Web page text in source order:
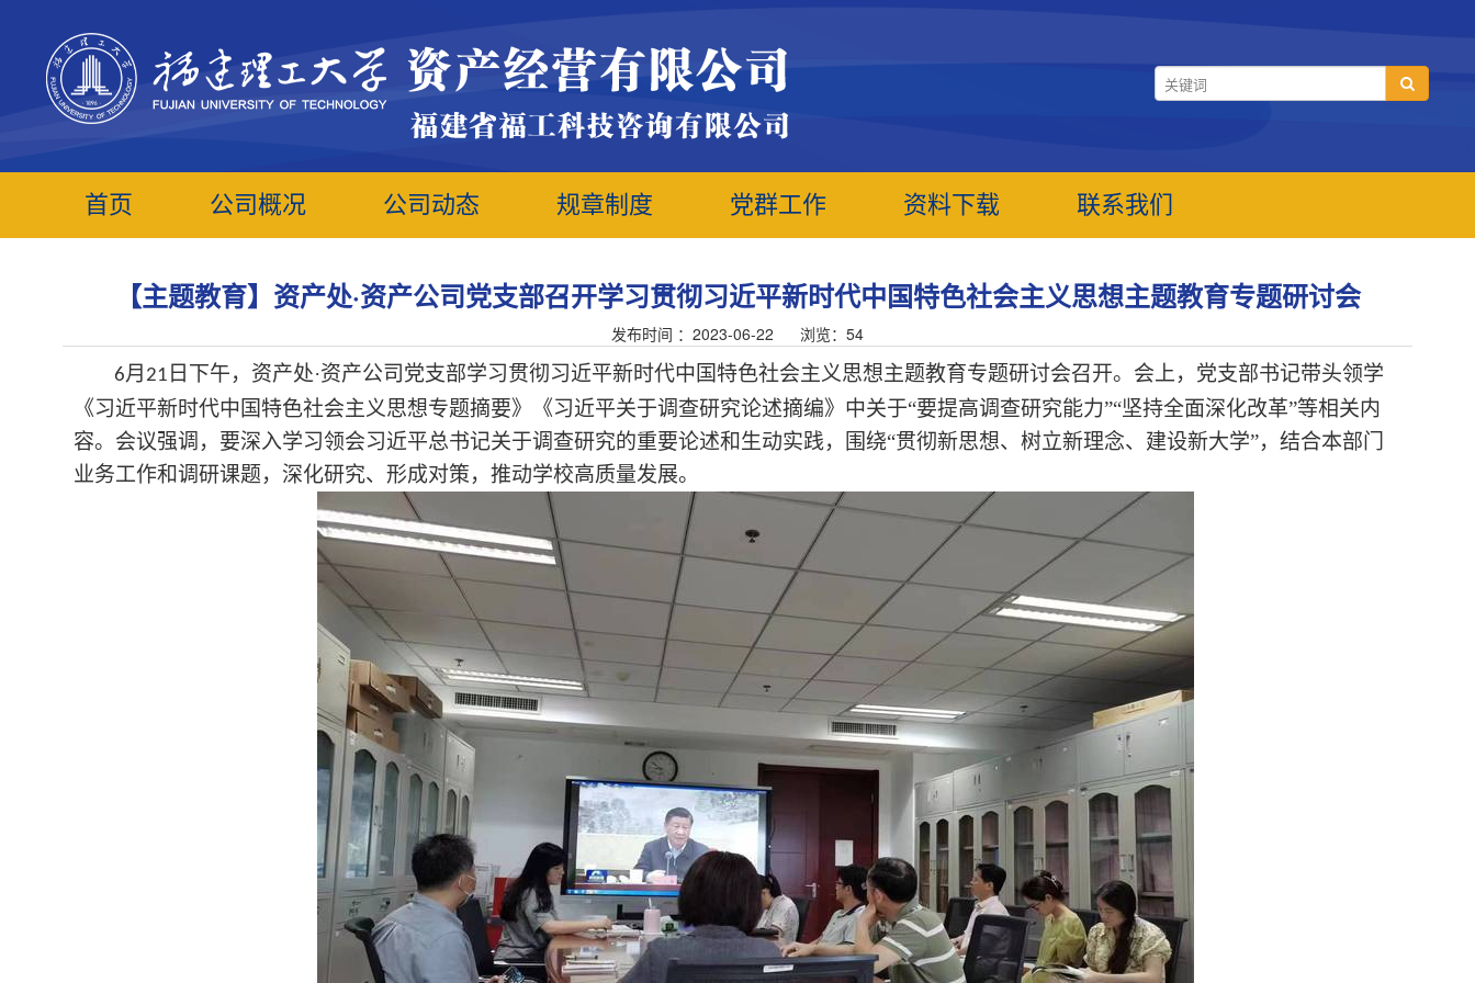
首页 公司概况 公司动态 规章制度 党群工作 资料下载 联系我们
【主题教育】资产处·资产公司党支部召开学习贯彻习近平新时代中国特色社会主义思想主题教育专题研讨会
发布时间 ：2023-06-22 浏览： 54
6月 21 日下午， 资产处·资产公司党支部学习贯彻习近平新时代中国特色社会主义思想主题教育专题研讨会召开。 会上，党支部书记带头领学
《习近平新时代中国特色社会主义思想专题摘要》《习近平关于调查研究论述摘编》中关于“要提高调查研究能力”“坚持全面深化改革”等相关内
容。 会议强调，要深入学习领会习近平总书记关于调查研究的重要论述和生动实践，围绕“贯彻新思想、树立新理念、建设新大学”，结合本部门
业务工作和调研课题，深化研究、形成对策，推动学校高质量发展。